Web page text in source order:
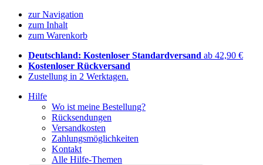
zur Navigation
zum Inhalt
zum Warenkorb
Deutschland: Kostenloser Standardversand ab 42,90 €
Kostenloser Rückversand
Zustellung in 2 Werktagen.
Hilfe
Wo ist meine Bestellung?
Rücksendungen
Versandkosten
Zahlungsmöglichkeiten
Kontakt
Alle Hilfe-Themen